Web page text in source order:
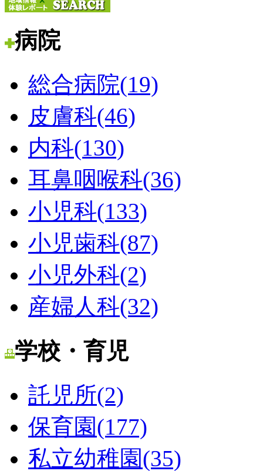
病院
総合病院(19)
皮膚科(46)
内科(130)
耳鼻咽喉科(36)
小児科(133)
小児歯科(87)
小児外科(2)
産婦人科(32)
学校・育児
託児所(2)
保育園(177)
私立幼稚園(35)